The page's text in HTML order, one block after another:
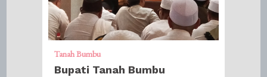
Tanah Bumbu
Bupati Tanah Bumbu